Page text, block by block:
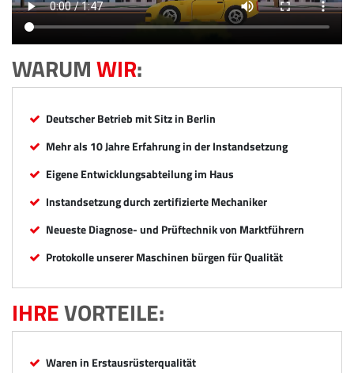
WARUMWIR:
Deutscher Betrieb mit Sitz in Berlin
Mehr als 10 Jahre Erfahrung in der Instandsetzung
Eigene Entwicklungsabteilung im Haus
Instandsetzung durch zertifizierte Mechaniker
Neueste Diagnose- und Prüftechnik von Marktführern
Protokolle unserer Maschinen bürgen für Qualität
IHREVORTEILE:
Waren in Erstausrüsterqualität